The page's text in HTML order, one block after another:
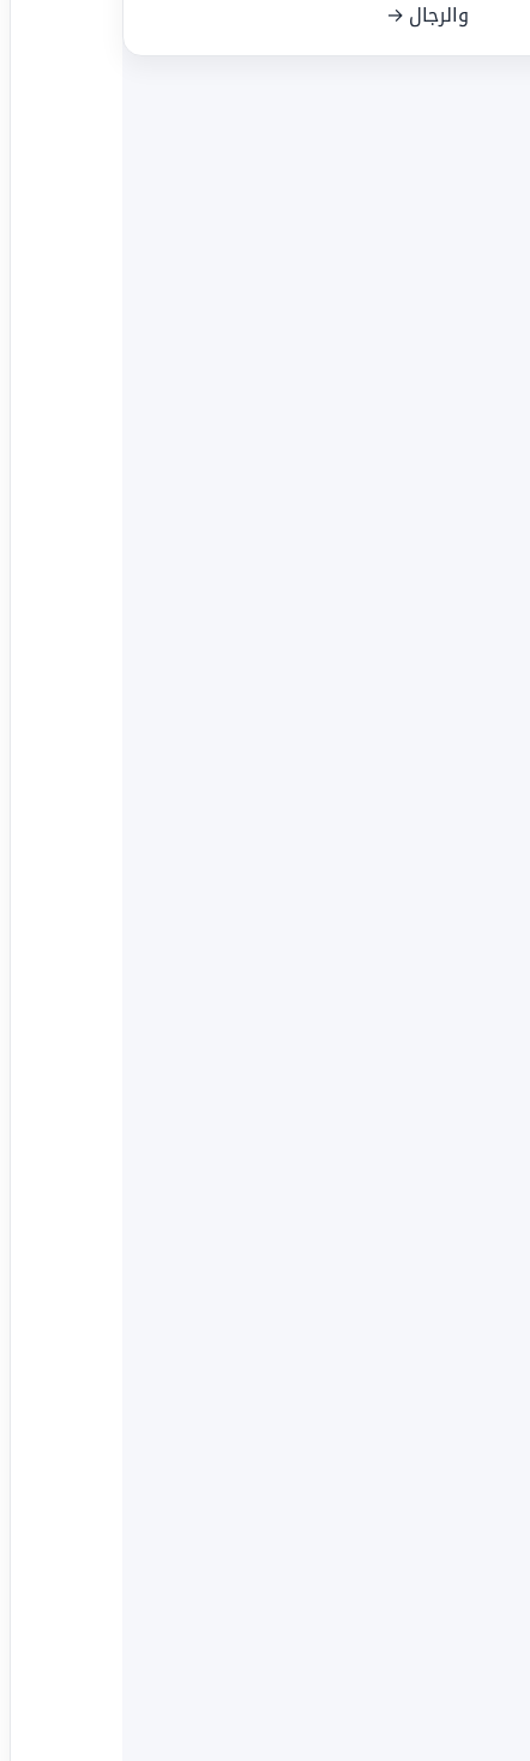
والرجال →